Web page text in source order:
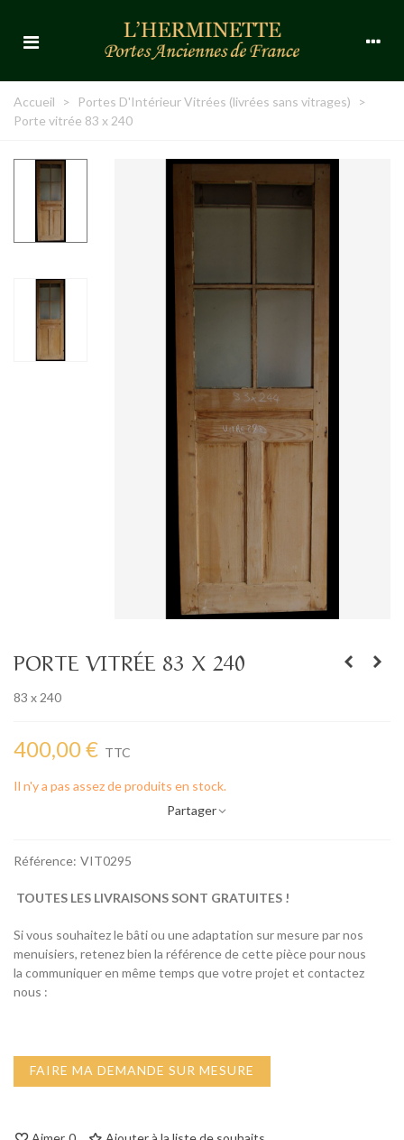
Accueil > Portes D'Intérieur Vitrées (livrées sans vitrages)
>
Porte vitrée 83 x 240
PORTE VITRÉE 83 X 240
83 x 240
400,00 € TTC
Il n'y a pas assez de produits en stock.
Partager
Référence: VIT0295
TOUTES LES LIVRAISONS SONT GRATUITES !
Si vous souhaitez le bâti ou une adaptation sur mesure par nos
menuisiers, retenez bien la référence de cette pièce pour nous
la communiquer en même temps que votre projet et contactez
nous :
FAIRE MA DEMANDE SUR MESURE